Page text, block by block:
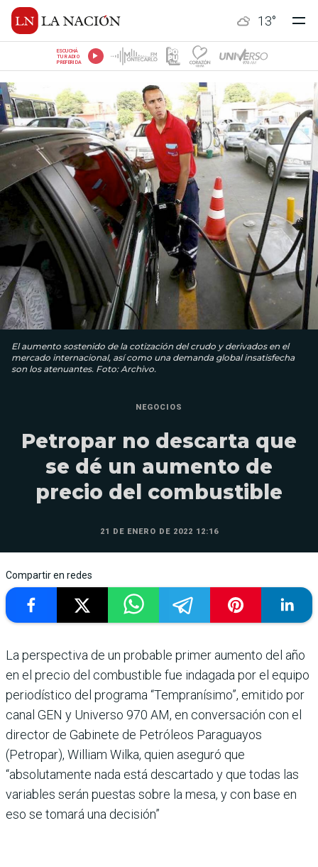
13°
ESCUCHÁ
TU RADIO
PREFERIDA
El aumento sostenido de la cotización del crudo y derivados en el
mercado internacional, así como una demanda global insatisfecha
son los atenuantes. Foto: Archivo.
NEGOCIOS
Petropar no descarta que
se dé un aumento de
precio del combustible
21 DE ENERO DE 2022 12:16
Compartir en redes
La perspectiva de un probable primer aumento del año
en el precio del combustible fue indagada por el equipo
periodístico del programa “Tempranísimo”, emitido por
canal GEN y Universo 970 AM, en conversación con el
director de Gabinete de Petróleos Paraguayos
(Petropar), William Wilka, quien aseguró que
“absolutamente nada está descartado y que todas las
variables serán puestas sobre la mesa, y con base en
eso se tomará una decisión”